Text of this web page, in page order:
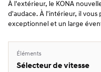
À l'extérieur, le KONA
d'audace. À l'intérieur, il
exceptionnel et un large
Éléments
Sélecteur de vitesse